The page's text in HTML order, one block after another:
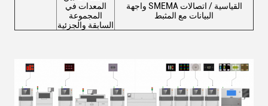
المعدات في
المجموعة
السابقة والجزئية
واجهة SMEMA القياسية / اتصالات
البيانات مع المثبط